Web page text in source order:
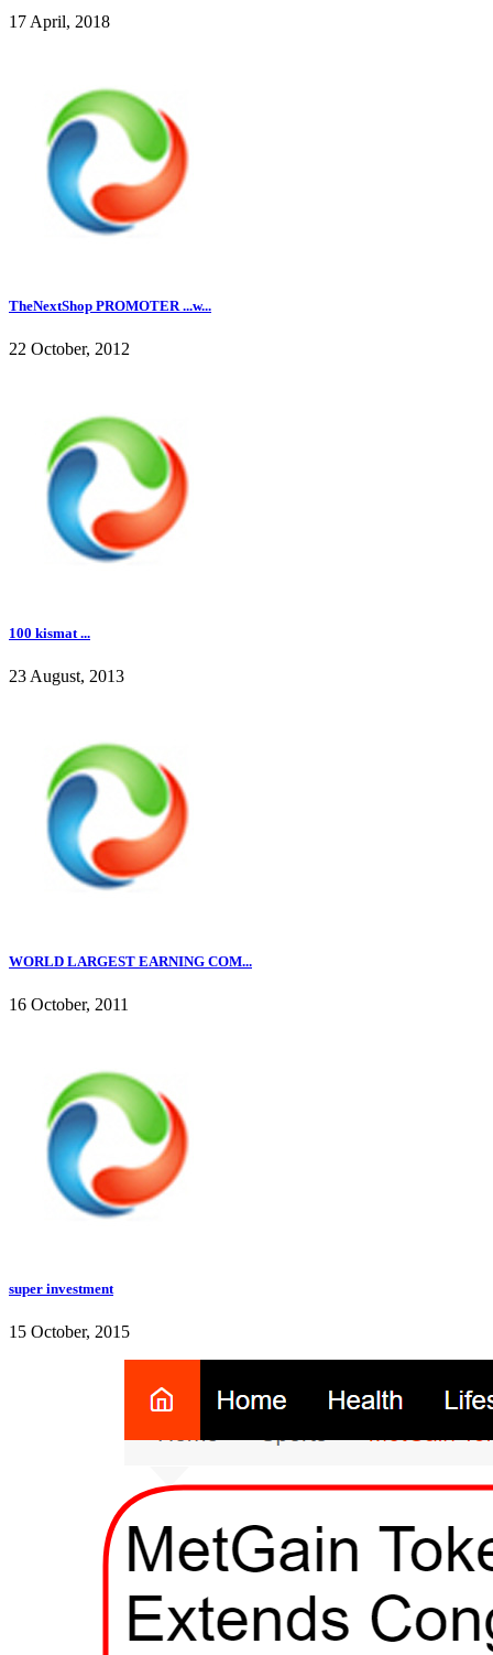
17 April, 2018
TheNextShop PROMOTER ...w...
22 October, 2012
100 kismat ...
23 August, 2013
WORLD LARGEST EARNING COM...
16 October, 2011
super investment
15 October, 2015